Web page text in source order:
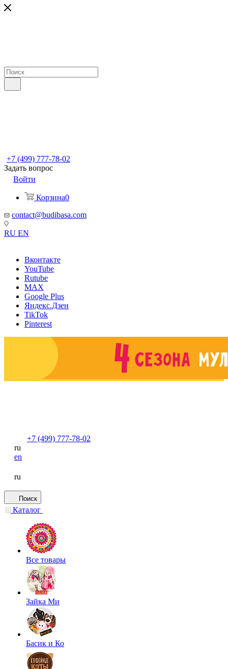
+7 (499) 777-78-02
Задать вопрос
Войти
Корзина0
contact@budibasa.com
RU EN
Вконтакте
YouTube
Rutube
MAX
Google Plus
Яндекс.Дзен
TikTok
Pinterest
+7 (499) 777-78-02
ru
en
ru
Поиск
Каталог
Все товары
Зайка Ми
Басик и Ко